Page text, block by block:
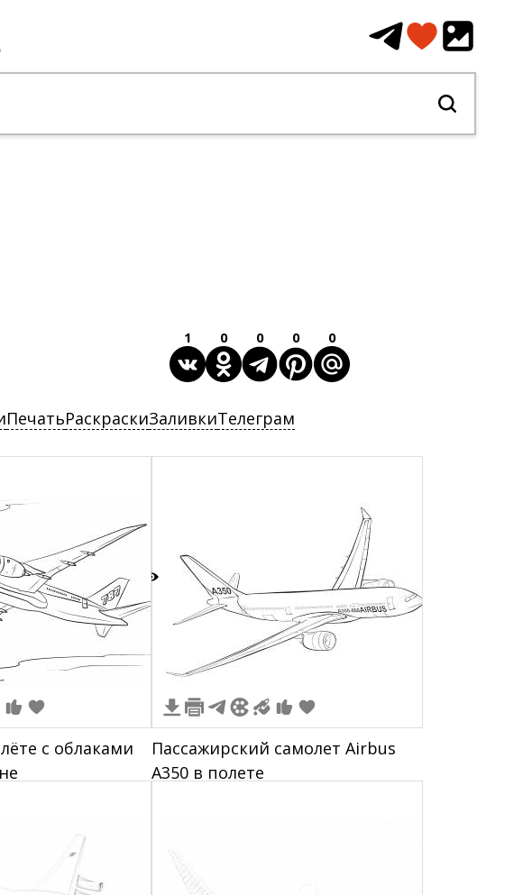
1 0 0 0 0
ПечатьРаскраскиЗаливкиТелеграм
с облаками
3
Пассажирский самолет Airbus
A350 в полете